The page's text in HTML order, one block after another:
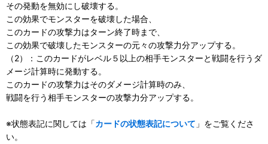
その発動を無効にし破壊する。
この効果でモンスターを破壊した場合、
このカードの攻撃力はターン終了時まで、
この効果で破壊したモンスターの元々の攻撃力分アップする。
（2）：このカードがレベル５以上の相手モンスターと戦闘を行うダ
メージ計算時に発動する。
このカードの攻撃力はそのダメージ計算時のみ、
戦闘を行う相手モンスターの攻撃力分アップする。
※状態表記に関しては「カードの状態表記について 」をご覧くださ
い。